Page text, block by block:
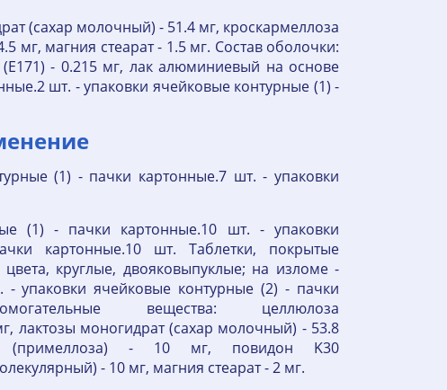
(сахар молочный) - 51.4 мг, кроскармеллоза
мг, магния стеарат - 1.5 мг. Состав оболочки:
- 0.215 мг, лак алюминиевый на основе
шт. - упаковки ячейковые контурные (1) -
(1) - пачки картонные.7 шт. - упаковки
(1) - пачки картонные.10 шт. - упаковки
картонные.10 шт. Таблетки, покрытые
круглые, двояковыпуклые; на изломе -
- упаковки ячейковые контурные (2) - пачки
вещества: целлюлоза
лактозы моногидрат (сахар молочный) - 53.8
(примеллоза) - 10 мг, повидон K30
- 10 мг, магния стеарат - 2 мг.